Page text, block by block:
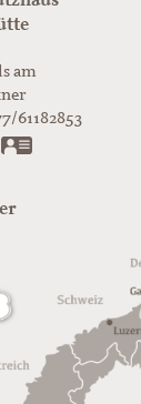
am
61182853
https://